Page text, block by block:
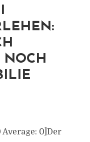
NOCH
0]Der